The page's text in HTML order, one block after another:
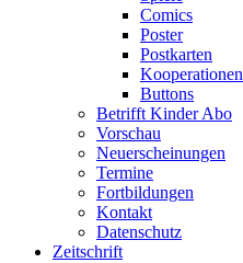
Comics
Poster
Postkarten
Kooperationen
Buttons
Betrifft Kinder Abo
Vorschau
Neuerscheinungen
Termine
Fortbildungen
Kontakt
Datenschutz
Zeitschrift